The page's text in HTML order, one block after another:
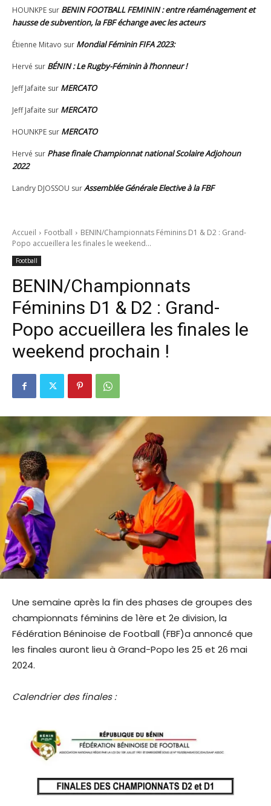
HOUNKPE sur BENIN FOOTBALL FEMININ : entre réaménagement et
hausse de subvention, la FBF échange avec les acteurs
Étienne Mitavo sur Mondial Féminin FIFA 2023:
Hervé sur BÉNIN : Le Rugby-Féminin à l’honneur !
Jeff Jafaite sur MERCATO
Jeff Jafaite sur MERCATO
HOUNKPE sur MERCATO
Hervé sur Phase finale Championnat national Scolaire Adjohoun
2022
Landry DJOSSOU surAssemblée Générale Elective à la FBF